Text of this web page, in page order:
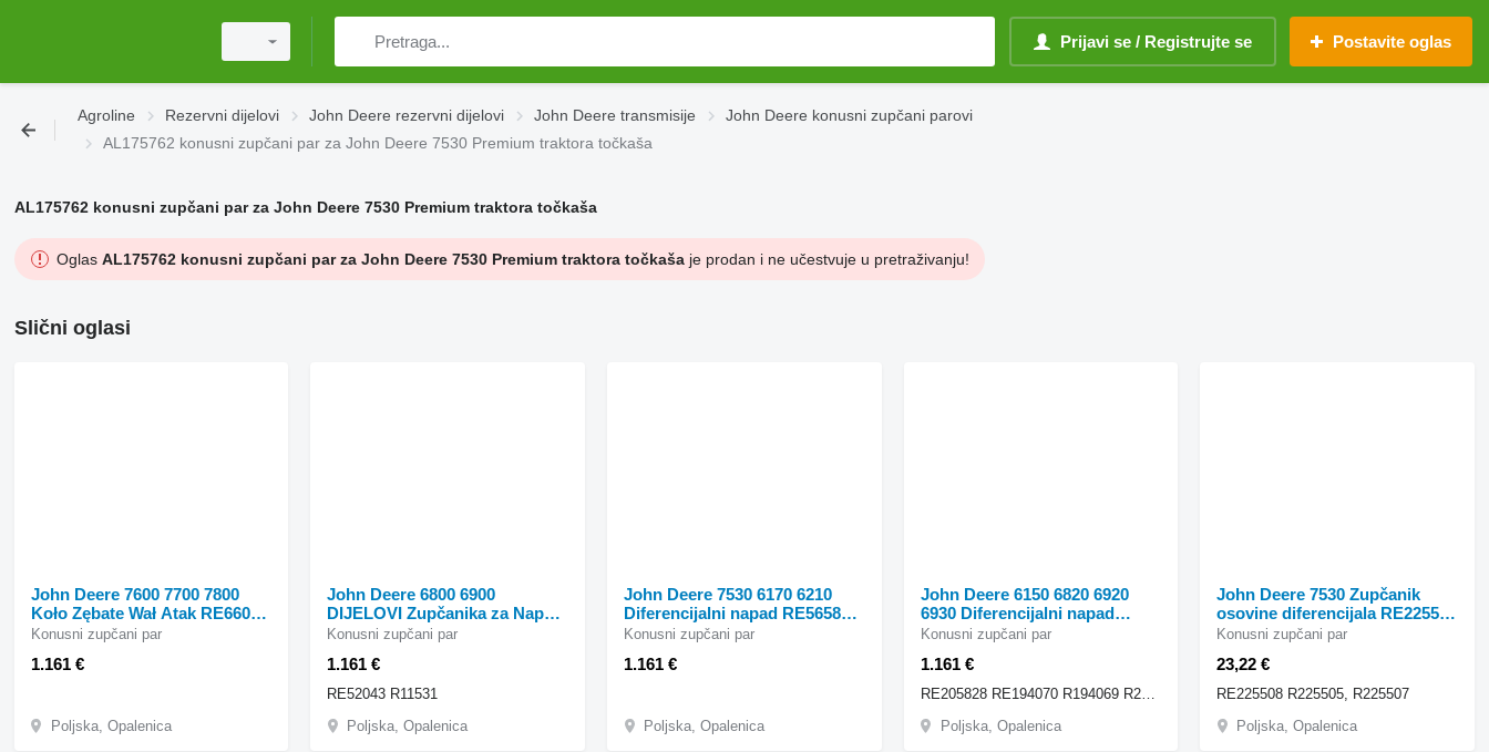
Prijavi se / Registrujte se Postavite oglas
Agroline Rezervni dijelovi John Deere rezervni dijelovi John Deere transmisije
John Deere konusni zupčani parovi
AL175762 konusni zupčani par za John Deere 7530 Premium traktora točkaša
AL175762 konusni zupčani par za John Deere 7530 Premium traktora točkaša
Oglas AL175762 konusni zupčani par za John Deere 7530 Premium traktora točkašaje prodan i ne učestvuje u pretraživanju!
Slični oglasi
John Deere 7600 7700 7800
Koło Zębate Wał Atak RE66071
konusni zupčani par za John
točkaša
1.161 €
Konusni zupčani par
Poljska, Opalenica
John Deere 6800 6900
DIJELOVI Zupčanika za Napad
Osovine RE52043 R11531
Deere 6800 6900 traktora
točkaša
1.161 €
Konusni zupčani par
RE52043 R11531
Poljska, Opalenica
John Deere 7530 6170 6210
Diferencijalni napad RE565816
RE325246 R22550 konusni
7530 6170 6210 traktora
1.161 €
Konusni zupčani par
Poljska, Opalenica
John Deere 6150 6820 6920
6930 Diferencijalni napad
RE205828 RE194070 R konusni
6150, 6820, 6920 ,6930 traktora
točkaša
1.161 €
Konusni zupčani par
RE205828 RE194070 R194069 R205829
Poljska, Opalenica
John Deere 7530 Zupčanik
osovine diferencijala RE225508
R225505, R225 konusni
7530 traktora točkaša
23,22 €
Konusni zupčani par
RE225508 R225505, R225507
Poljska, Opalenica